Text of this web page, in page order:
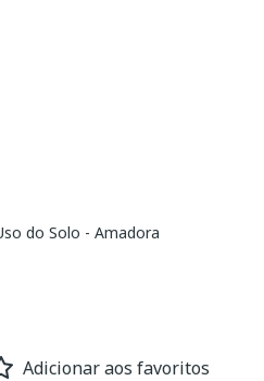
do Solo - Amadora
Adicionar aos favoritos